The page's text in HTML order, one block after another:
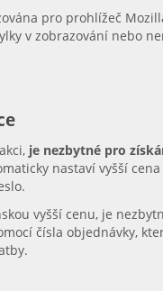
pro prohlížeč
v zobrazování nebo
je nezbytné pro
nastaví vyšší
vyšší cenu, je
čísla objednávky,